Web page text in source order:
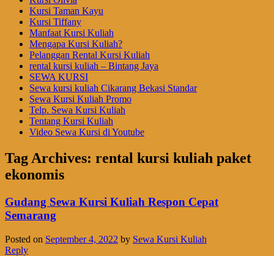
Kursi Taman Kayu
Kursi Tiffany
Manfaat Kursi Kuliah
Mengapa Kursi Kuliah?
Pelanggan Rental Kursi Kuliah
rental kursi kuliah – Bintang Jaya
SEWA KURSI
Sewa kursi kuliah Cikarang Bekasi Standar
Sewa Kursi Kuliah Promo
Telp. Sewa Kursi Kuliah
Tentang Kursi Kuliah
Video Sewa Kursi di Youtube
Tag Archives: rental kursi kuliah paket
ekonomis
Gudang Sewa Kursi Kuliah Respon Cepat
Semarang
Posted on September 4, 2022 by Sewa Kursi Kuliah
Reply